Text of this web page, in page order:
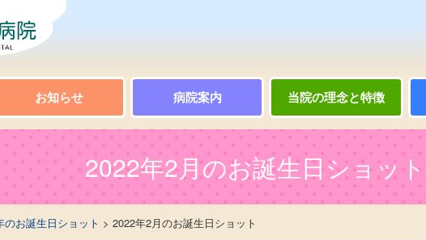
お知らせ 病院案内 当院の理念と特徴
2022年2月のお誕生日ショット
のお誕生日ショット > 2022年2月のお誕生日ショット